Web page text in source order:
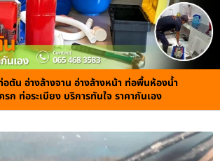
อตัน อ่างล้างจาน อ่างล้างหน้า ท่อพื้นห้องน้ำ
รก ท่อระเบียง บริการทันใจ ราคากันเอง